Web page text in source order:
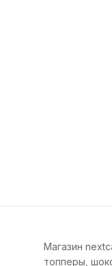
Магазин
топперы,